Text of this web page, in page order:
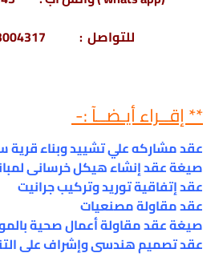
للتواصل : 201103004317+
** إقــراء أيـضــآ :-
عقد مشاركه علي تشييد وبناء قرية
صيغة عقد إنشاء هيكل خرسانى
عقد إتفاقية توريد وتركيب جرانيت
عقد مقاولة مصنعيات
صيغة عقد مقاولة أعمال صحية
عقد تصميم هندسى وإشراف على